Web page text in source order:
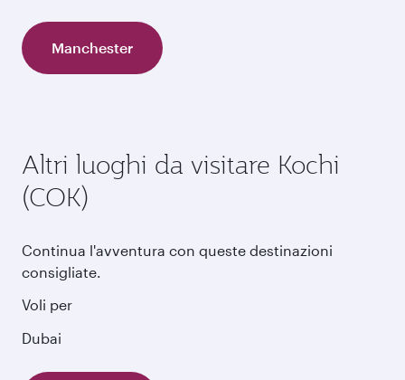
Manchester
Altri luoghi da visitare Kochi
(COK)
Continua l'avventura con queste destinazioni
consigliate.
Voli per
Dubai